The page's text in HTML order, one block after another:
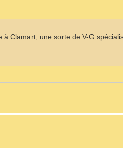
Clamart, une sorte de V-G